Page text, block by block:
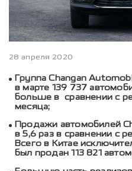
28 апреля 2020
Группа Changan
в марте 139 737
больше в сравнении с
месяца;
Продажи автомобилей
в 5,6 раз в сравнении с
Всего в Китае
был продан 113 821